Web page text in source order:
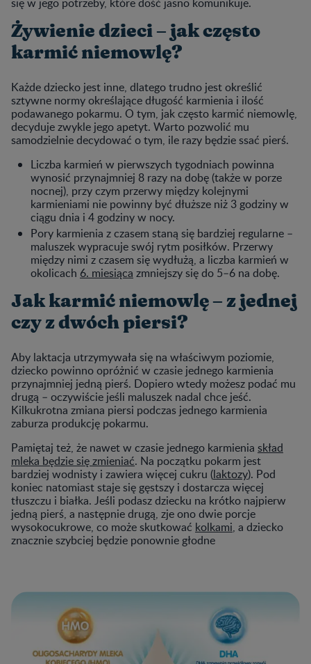
Żywienie dzieci – jak często
karmić niemowlę?
Każde dziecko jest inne, dlatego trudno jest określić
sztywne normy określające długość karmienia i ilość
podawanego pokarmu. O tym, jak często karmić niemowlę,
decyduje zwykle jego apetyt. Warto pozwolić mu
samodzielnie decydować o tym, ile razy będzie ssać pierś.
Liczba karmień w pierwszych tygodniach powinna
wynosić przynajmniej 8 razy na dobę (także w porze
nocnej), przy czym przerwy między kolejnymi
karmieniami nie powinny być dłuższe niż 3 godziny w
ciągu dnia i 4 godziny w nocy.
Pory karmienia z czasem staną się bardziej regularne –
maluszek wypracuje swój rytm posiłków. Przerwy
między nimi z czasem się wydłużą, a liczba karmień w
okolicach 6. miesiąca zmniejszy się do 5–6 na dobę.
Jak karmić niemowlę – z jednej
czy z dwóch piersi?
Aby laktacja utrzymywała się na właściwym poziomie,
dziecko powinno opróżnić w czasie jednego karmienia
przynajmniej jedną pierś. Dopiero wtedy możesz podać mu
drugą – oczywiście jeśli maluszek nadal chce jeść.
Kilkukrotna zmiana piersi podczas jednego karmienia
zaburza produkcję pokarmu.
Pamiętaj też, że nawet w czasie jednego karmienia skład
mleka będzie się zmieniać. Na początku pokarm jest
bardziej wodnisty i zawiera więcej cukru (laktozy). Pod
koniec natomiast staje się gęstszy i dostarcza więcej
tłuszczu i białka. Jeśli podasz dziecku na krótko najpierw
jedną pierś, a następnie drugą, zje ono dwie porcje
wysokocukrowe, co może skutkować kolkami, a dziecko
znacznie szybciej będzie ponownie głodne